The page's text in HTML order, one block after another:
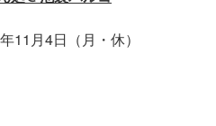
11月4日（月・休）